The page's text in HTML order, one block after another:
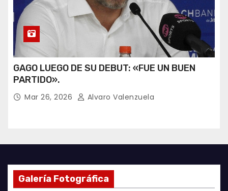
GAGO LUEGO DE SU DEBUT: «FUE UN BUEN
PARTIDO».
Mar 26, 2026 Alvaro Valenzuela
Galería Fotográfica